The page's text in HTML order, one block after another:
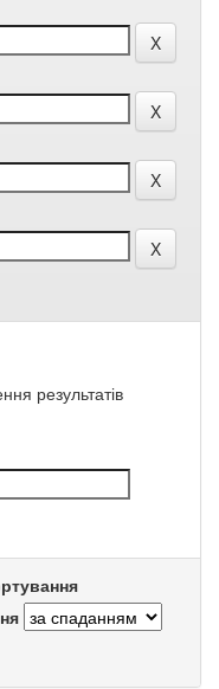
результатів